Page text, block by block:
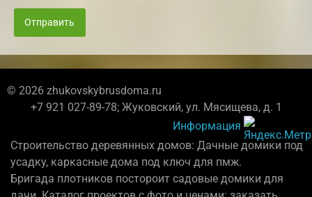
Отправить
© 2026 zhukovskybrusdoma.ru
+7 921 027-89-78; Жуковский, ул. Мясищева, д. 1
Информация
Строительство деревянных домов: Дачные домики под
усадку, каркасные дома под ключ для пмж.
Бригада плотников постороит садовые домики для